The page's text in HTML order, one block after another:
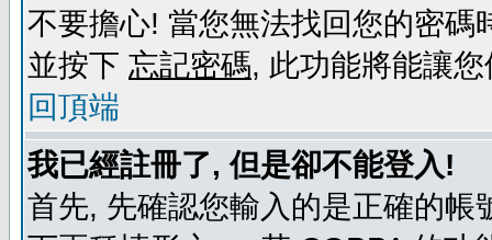
不要擔心! 當您無法找回您的密
並按下 忘記密碼, 此功能將能讓
回頂端
我已經註冊了, 但是卻不能登入!
首先, 先確認您輸入的是正確的